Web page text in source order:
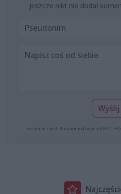
Jeszcze nikt nie dodał
Wyślij
Formularz jest chroniony dzięki reCAPTCHA